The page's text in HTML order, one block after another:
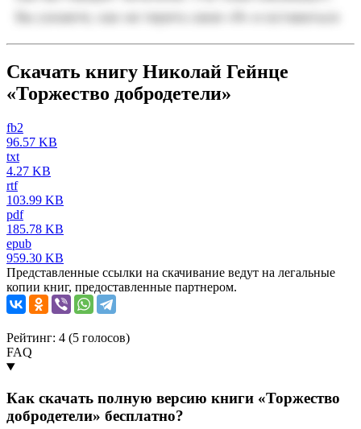
Скачать книгу Николай Гейнце
«Торжество добродетели»
fb2
96.57 KB
txt
4.27 KB
rtf
103.99 KB
pdf
185.78 KB
epub
959.30 KB
Представленные ссылки на скачивание ведут на легальные
копии книг, предоставленные партнером.
Рейтинг: 4 (5 голосов)
FAQ
Как скачать полную версию книги «Торжество
добродетели» бесплатно?